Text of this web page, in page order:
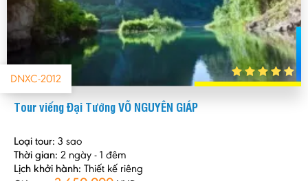
DNXC-2012
Tour viếng Đại Tướng VÕ NGUYÊN GIÁP
Loại tour: 3 sao
Thời gian: 2 ngày - 1 đêm
Lịch khởi hành: Thiết kế riêng